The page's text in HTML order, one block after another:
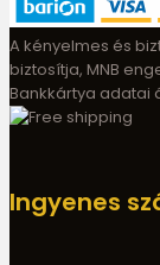
A kényelmes és
biztosítja, MNB
Bankkártya adatai
Ingyenes